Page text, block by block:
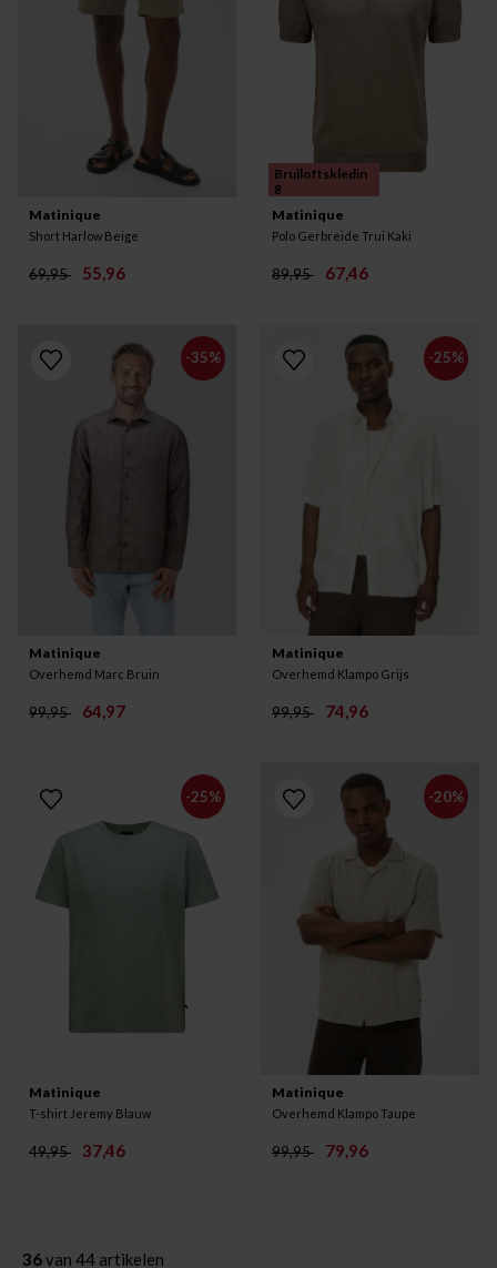
Matinique
Short Harlow Beige
69,95 55,96
Bruiloftskledin
g
Matinique
Polo Gerbreide Trui Kaki
89,95 67,46
-35%
Matinique
Overhemd Marc Bruin
99,95 64,97
-25%
Matinique
Overhemd Klampo Grijs
99,95 74,96
-25%
Matinique
T-shirt Jeremy Blauw
49,95 37,46
-20%
Matinique
Overhemd Klampo Taupe
99,95 79,96
36van 44 artikelen